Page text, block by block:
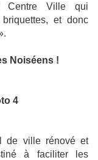
Centre Ville qui
et donc
Noiséens !
de ville rénové et
à faciliter les